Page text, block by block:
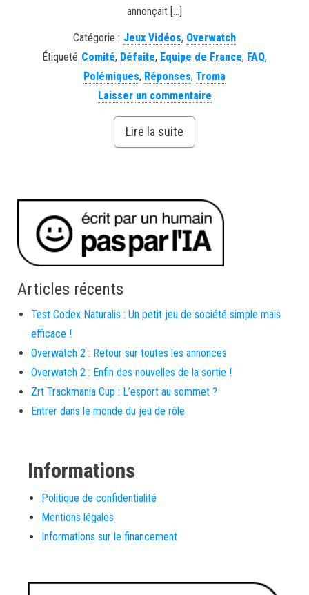
annonçait […]
Catégorie : Jeux Vidéos, Overwatch
Étiqueté Comité, Défaite, Equipe de France, FAQ,
Polémiques, Réponses, Troma
Laisser un commentaire
Lire la suite
Articles récents
Test Codex Naturalis : Un petit jeu de société simple mais
efficace !
Overwatch 2 : Retour sur toutes les annonces
Overwatch 2 : Enfin des nouvelles de la sortie !
Zrt Trackmania Cup : L’esport au sommet ?
Entrer dans le monde du jeu de rôle
Informations
Politique de confidentialité
Mentions légales
Informations sur le financement